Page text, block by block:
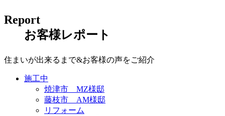
Report
お客様レポート
住まいが出来るまで&お客様の声をご紹介
施工中
焼津市 MZ様邸
藤枝市 AM様邸
リフォーム